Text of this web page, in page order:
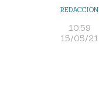
REDACCIÓN
10:59
15/05/21